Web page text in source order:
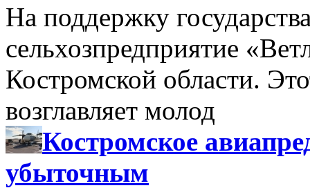
На поддержку
сельхозпредприятие
Костромской области.
возглавляет молод
Костромское
убыточным